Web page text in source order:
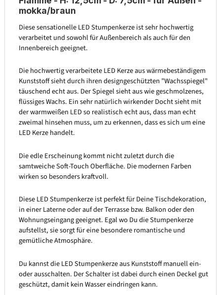
mokka/braun
Diese sensationelle LED Stumpenkerze ist sehr hochwertig
verarbeitet und sowohl für Außenbereich als auch für den
Innenbereich geeignet.
Die hochwertig verarbeitete LED Kerze aus wärmebeständigem
Kunststoff sieht durch ihren designgeschützten "Wachsspiegel"
täuschend echt aus. Der Spiegel sieht aus wie geschmolzenes,
flüssiges Wachs. Ein sehr natürlich wirkender Docht sieht mit
der warmweißen LED so realistisch echt aus, dass man echt
zweimal hinsehen muss, um zu erkennen, dass es sich um eine
LED Kerze handelt.
Die edle Erscheinung kommt nicht zuletzt durch die
samtweiche Soft-Touch Oberfläche. Die modernen Farben
wirken so besonders kraftvoll.
Diese LED Stumpenkerze ist perfekt für Deine Tischdekoration,
in einer Laterne oder auf der Terrasse bzw. Balkon oder den
Wohnungseingang geeignet. Egal wo Du die Stumpenkerze
aufstellst, sie sorgt für eine besondere romantische und
gemütliche Atmosphäre.
Du kannst die LED Stumpenkerze aus Kunststoff manuell ein-
oder ausschalten. Der Schalter ist dabei durch einen Deckel gut
geschützt, damit kein Wasser eindringen kann.